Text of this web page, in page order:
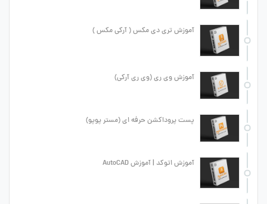
آموزش تری دی مکس ( آرکی مکس )
آموزش وی ری (وی ری آرکی)
پست پروداکشن حرفه ای (مستر پوپو)
آموزش اتوکد | آموزش AutoCAD